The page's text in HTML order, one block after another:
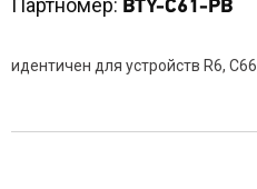
Партномер: BTY-C61-PB
идентичен для устройств R6, С66